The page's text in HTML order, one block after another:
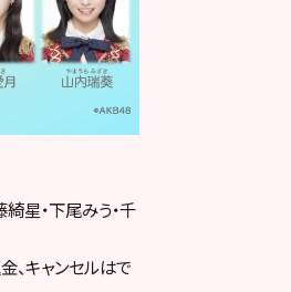
星・下尾みう・千
、キャンセルはで